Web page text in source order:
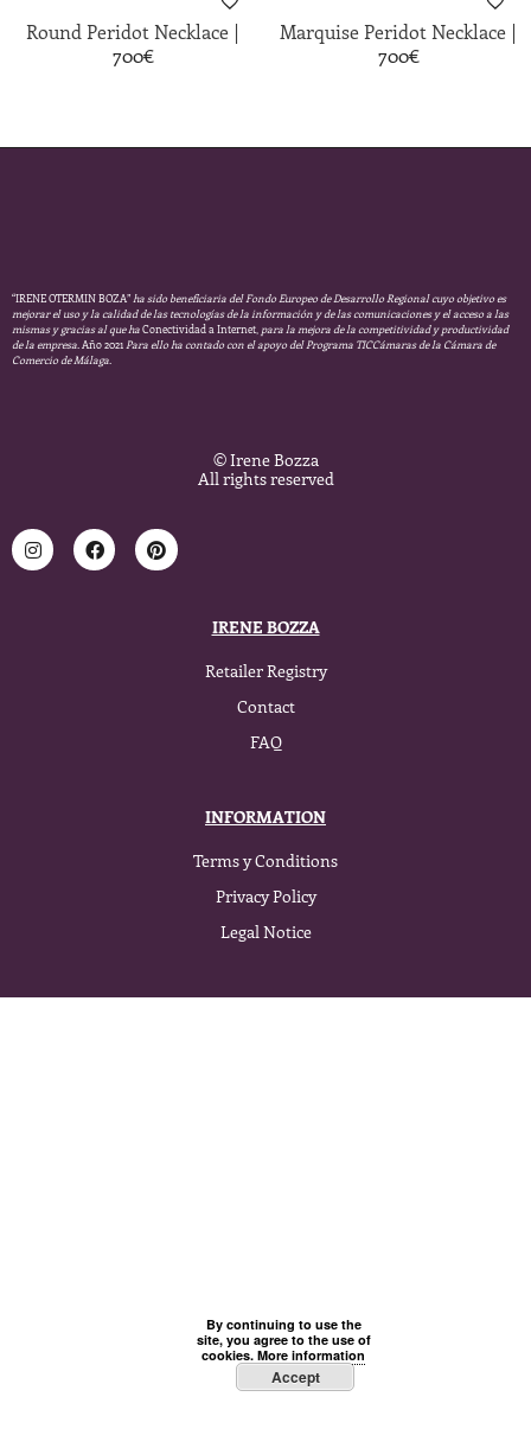
Round Peridot Necklace |
700€
Marquise Peridot Necklace |
700€
“IRENE OTERMIN BOZA” ha sido beneficiaria del Fondo Europeo de Desarrollo Regional cuyo objetivo es
mejorar el uso y la calidad de las tecnologías de la información y de las comunicaciones y el acceso a las
mismas y gracias al que haConectividad a Internet, para la mejora de la competitividad y productividad
de la empresa. Año 2021 Para ello ha contado con el apoyo del Programa TICCámaras de la Cámara de
Comercio de Málaga.
© Irene Bozza
All rights reserved
IRENE BOZZA
Retailer Registry
Contact
FAQ
INFORMATION
Terms y Conditions
Privacy Policy
Legal Notice
By continuing to use the
site, you agree to the use of
cookies. More information
Accept